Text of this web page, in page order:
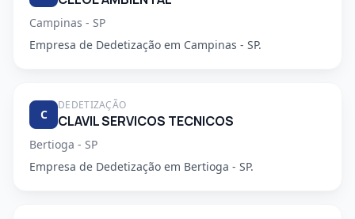
Campinas - SP
Empresa de Dedetização em Campinas - SP.
C
DEDETIZAÇÃO
CLAVIL SERVICOS TECNICOS
Bertioga - SP
Empresa de Dedetização em Bertioga - SP.